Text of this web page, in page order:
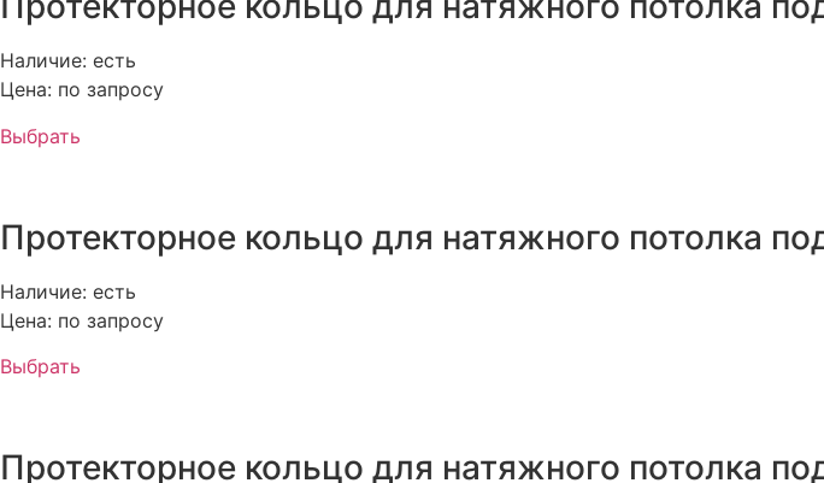
Наличие: есть
Цена: по запросу
Выбрать
Протекторное кольцо для натяжного потолка
Наличие: есть
Цена: по запросу
Выбрать
Протекторное кольцо для натяжного потолка